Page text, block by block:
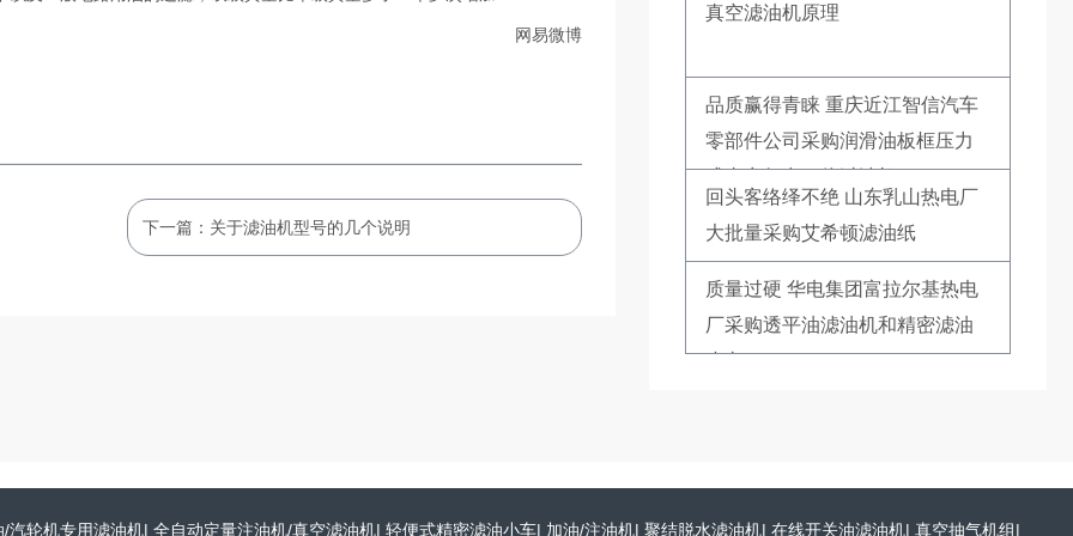
网易微博
下一篇：关于滤油机型号的几个说明
真空滤油机原理
品质赢得青睐 重庆近江智信汽车
零部件公司采购润滑油板框压力
式真空复合一体过滤机
回头客络绎不绝 山东乳山热电厂
大批量采购艾希顿滤油纸
质量过硬 华电集团富拉尔基热电
厂采购透平油滤油机和精密滤油
小车
/汽轮机专用滤油机| 全自动定量注油机/真空滤油机| 轻便式精密滤油小车| 加油/注油机| 聚结脱水滤油机| 在线开关油滤油机| 真空抽气机组|